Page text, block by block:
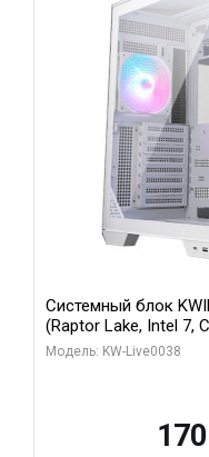
Системный блок
(Raptor Lake, Intel 7,
модуля)/ Gigabyte
Модель: KW-Live0038